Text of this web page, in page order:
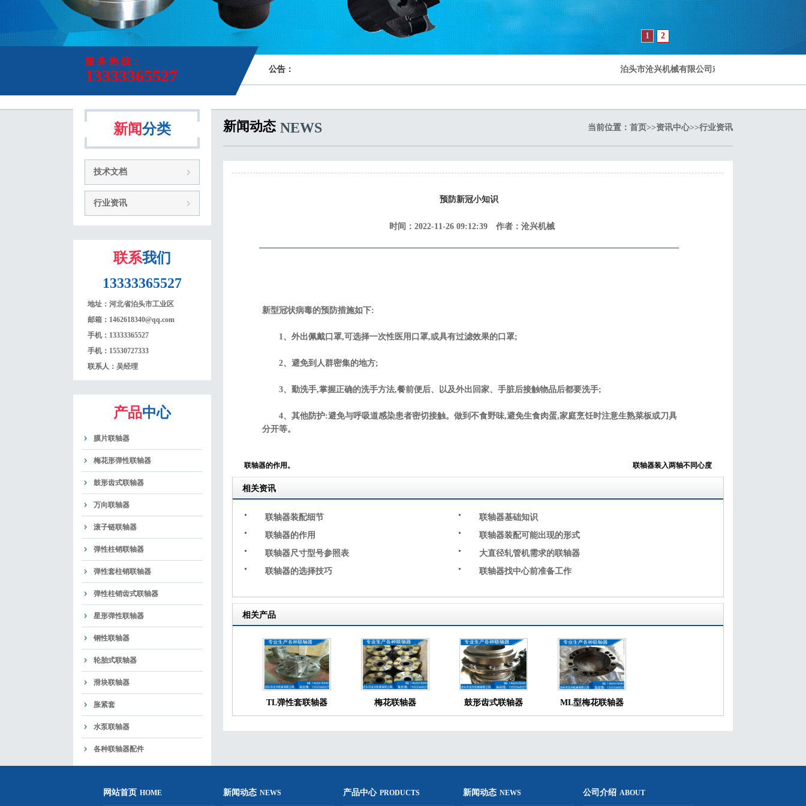
1 2
服 务 热 线：
13333365527 公告： 泊头市沧兴机械有限公司欢迎您
新闻分类
技术文档
行业资讯
联系我们
13333365527
地址： 河北省泊头市工业区
邮箱： 1462618340@qq.com
手机： 13333365527
手机： 15530727333
联系人： 吴经理
产品中心
膜片联轴器
梅花形弹性联轴器
鼓形齿式联轴器
万向联轴器
滚子链联轴器
弹性柱销联轴器
弹性套柱销联轴器
弹性柱销齿式联轴器
星形弹性联轴器
钢性联轴器
轮胎式联轴器
滑块联轴器
胀紧套
水泵联轴器
各种联轴器配件
新闻动态 NEWS 当前位置： 首页>>资讯中心>>行业资讯
预防新冠小知识
时间：2022-11-26 09:12:39 作者：沧兴机械
新型冠状病毒的预防措施如下:
1、外出佩戴口罩,可选择一次性医用口罩,或具有过滤效果的口罩;
2、避免到人群密集的地方;
3、勤洗手,掌握正确的洗手方法,餐前便后、以及外出回家、手脏后接触物品后都要洗手;
4、其他防护:避免与呼吸道感染患者密切接触。做到不食野味,避免生食肉蛋,家庭烹饪时注意生熟菜板或刀具
分开等。
联轴器的作用。 联轴器装入两轴不同心度
相关资讯
联轴器装配细节
联轴器基础知识
联轴器的作用
联轴器装配可能出现的形式
联轴器尺寸型号参照表
大直径轧管机需求的联轴器
联轴器的选择技巧
联轴器找中心前准备工作
相关产品
TL弹性套联轴器 梅花联轴器 鼓形齿式联轴器 ML型梅花联轴器
网站首页 HOME 新闻动态 NEWS 产品中心 PRODUCTS 新闻动态 NEWS 公司介绍 ABOUT